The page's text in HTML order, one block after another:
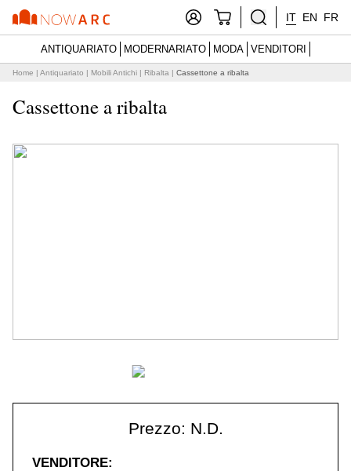
IT EN FR
ANTIQUARIATO MODERNARIATO MODA VENDITORI
Home | Antiquariato | Mobili Antichi | Ribalta | Cassettone a ribalta
Cassettone a ribalta
Prezzo: N.D.
VENDITORE: